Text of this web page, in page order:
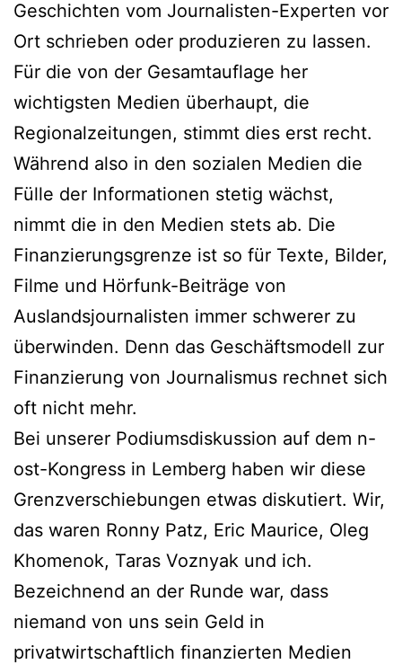
Geschichten vom Journalisten-Experten vor
Ort schrieben oder produzieren zu lassen.
Für die von der Gesamtauflage her
wichtigsten Medien überhaupt, die
Regionalzeitungen, stimmt dies erst recht.
Während also in den sozialen Medien die
Fülle der Informationen stetig wächst,
nimmt die in den Medien stets ab. Die
Finanzierungsgrenze ist so für Texte, Bilder,
Filme und Hörfunk-Beiträge von
Auslandsjournalisten immer schwerer zu
überwinden. Denn das Geschäftsmodell zur
Finanzierung von Journalismus rechnet sich
oft nicht mehr.
Bei unserer Podiumsdiskussion auf dem n-
ost-Kongress in Lemberg haben wir diese
Grenzverschiebungen etwas diskutiert. Wir,
das waren Ronny Patz, Eric Maurice, Oleg
Khomenok, Taras Voznyak und ich.
Bezeichnend an der Runde war, dass
niemand von uns sein Geld in
privatwirtschaftlich finanzierten Medien